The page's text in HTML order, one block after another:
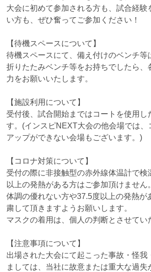
大会に初めて参加される方も、試合経験
い方も、ぜひ奮ってご参加ください！
【待機スペースについて】
待機スペースにて、備え付けのベンチ等
折りたたみベンチ等をお持ちでしたら、
力をお願いいたします。
【施設利用について】
受付後、試合開始まではコートを使用し
す。(インスピNEXT大会の他会場では、
アップができない会場もございます。)
【コロナ対策について】
受付の際に非接触型の赤外線体温計で検
以上の発熱がある方はご参加頂けません。
体調の優れない方や37.5度以上の発熱が
粛して頂きますようお願いします。
マスクの着用は、個人の判断とさせてい
【注意事項について】
出場された大会にて起こった事故・怪我
ましては、当社に故意または重大な過失